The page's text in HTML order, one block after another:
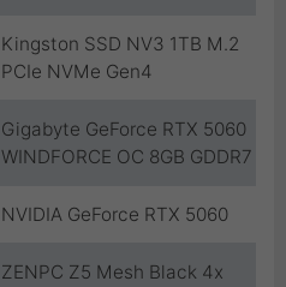
Kingston SSD NV3 1TB M.2
PCIe NVMe Gen4
Gigabyte GeForce RTX 5060
WINDFORCE OC 8GB GDDR7
NVIDIA GeForce RTX 5060
ZENPC Z5 Mesh Black 4x